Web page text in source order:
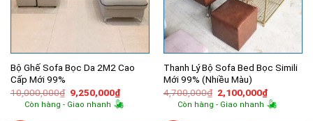
Bộ Ghế Sofa Bọc Da 2M2 Cao
Cấp Mới 99%
10,000,000₫ Giá
gốc
là:
9,250,000₫Giá
hiện
tại
Còn hàng - Giao nhanh
Thanh Lý Bộ Sofa Bed Bọc Simili
Mới 99% (Nhiều Màu)
4,700,000₫ Giá
gốc
là:
2,100,000₫Giá
hiện
tại
Còn hàng - Giao nhanh